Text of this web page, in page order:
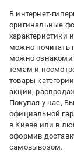
В интернет-
оригинальные
характеристики
можно почитать
можно
темам и
товары категории
акции,
Покупая у нас,
официальной
в Киеве или в
оформив
самовывозом.